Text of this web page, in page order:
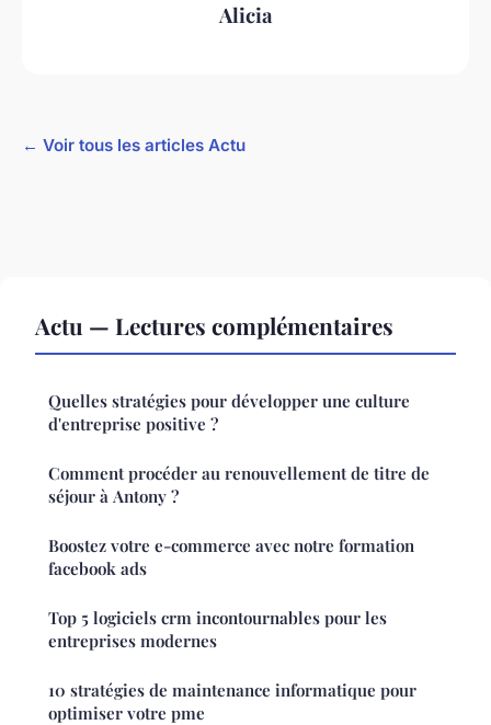
Alicia
← Voir tous les articles Actu
Actu — Lectures complémentaires
Quelles stratégies pour développer une culture
d'entreprise positive ?
Comment procéder au renouvellement de titre de
séjour à Antony ?
Boostez votre e-commerce avec notre formation
facebook ads
Top 5 logiciels crm incontournables pour les
entreprises modernes
10 stratégies de maintenance informatique pour
optimiser votre pme